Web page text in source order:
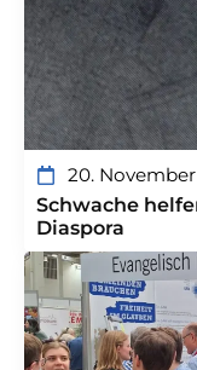
20.
Schwache
Diaspora